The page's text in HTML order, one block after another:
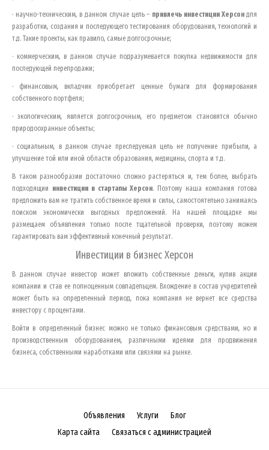
· научно-техническим, в данном случае цель – привлечь инвестицииХерсондля
разработки, создания и последующего тестирования оборудования, технологий и
т.д. Такие проекты, как правило, самые долгосрочные;
· коммерческим, в данном случае подразумевается покупка недвижимости для
последующей перепродажи;
· финансовым, вкладчик приобретает ценные бумаги для формирования
собственного портфеля;
· экологическим, является долгосрочным, его предметом становятся обычно
природоохранные объекты;
· социальным, в данном случае преследуемая цель не получение прибыли, а
улучшение той или иной области образования, медицины, спорта и т.д.
В таком разнообразии достаточно сложно растеряться и, тем более, выбрать
подходящии инвестиции в стартапы Херсон. Поэтому наша компания готова
предложить вам не тратить собственное время и силы, самостоятельно занимаясь
поиском экономически выгодных предложений. На нашей площадке мы
размещаем объявления только после тщательной проверки, поэтому можем
гарантировать вам эффективный конечный результат.
Инвестиции в бизнесХерсон
В данном случае инвестор может вложить собственные деньги, купив акции
компании и став ее полноценным совладельцем. Вхождение в состав учредителей
может быть на определенный период, пока компания не вернет все средства
инвестору с процентами.
Войти в определенный бизнес можно не только финансовым средствами, но и
производственным оборудованием, различными идеями для продвижения
бизнеса, собственными наработками или связями на рынке.
Объявления Услуги
Блог
Карта сайта
Связаться с администрацией